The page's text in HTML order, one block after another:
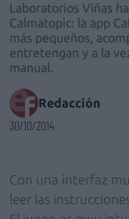
Laboratorios Viñas
Calmatopic: la app
más pequeños,
entretengan y a la
manual.
Redacción
30/10/2014
Con una interfaz
leer las